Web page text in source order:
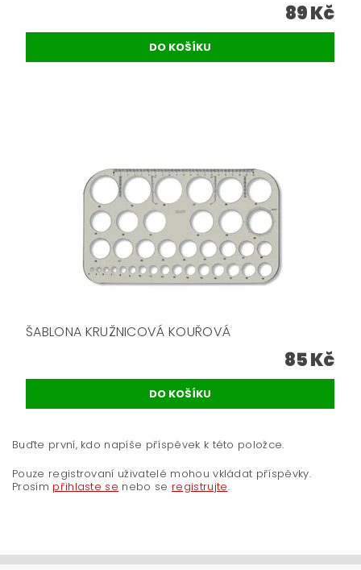
89 Kč
ŠABLONA KRUŽNICOVÁ KOUŘOVÁ
85 Kč
Buďte první, kdo napíše příspěvek k této položce.
Pouze registrovaní uživatelé mohou vkládat příspěvky.
Prosím přihlaste se nebo se registrujte.